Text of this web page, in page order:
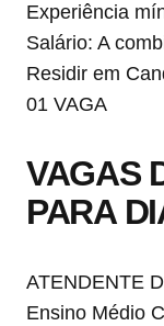
Experiência
Salário: A
Residir em
01 VAGA
VAGAS
PARA
ATENDENTE
Ensino Médio